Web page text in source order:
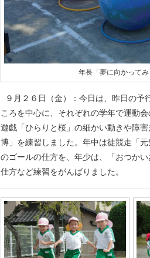
年長「夢に向かって
９月２６日（金）：今日は、昨日の予
ころを中心に、それぞれの学年で運動
遊戯「ひらりと桜」の細かい動きや障
博」を練習しました。年中は徒競走「
のゴールの仕方を、年少は、「おつか
仕方など練習をがんばりました。